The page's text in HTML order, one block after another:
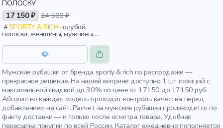
ПОЛОСКУ
17 150 ₽ 24 500 ₽
SPORTY & RICH
полоски, женщины, мужчины,
Мужские рубашки от бренда sporty & rich по распродаже —
прекрасное решение. На нашей витрине доступно 1 шт позиций с
максимальной скидкой до 30% по цене от 17150 до 17150 руб.
Абсолютно каждая модель проходит контроль качества перед
добавлением на сайт. Расчет за мужские рубашки производится по
факту доставки — и только после осмотра товара. Удобная
пересылка покупки по всей России. Каталог ежедневно пополняется